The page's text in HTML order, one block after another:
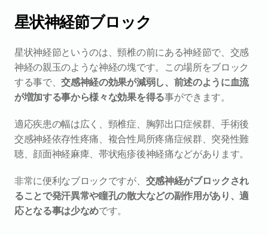
星状神経節ブロック
星状神経節というのは、頸椎の前にある神経節で、交感
神経の親玉のような神経の塊です。この場所をブロック
する事で、交感神経の効果が減弱し、前述のように血流
が増加する事から様々な効果を得る事ができます。
適応疾患の幅は広く、頸椎症、胸郭出口症候群、手術後
交感神経依存性疼痛、複合性局所疼痛症候群、突発性難
聴、顔面神経麻痺、帯状疱疹後神経痛などがあります。
非常に便利なブロックですが、 交感神経がブロックされ
ることで発汗異常や瞳孔の散大などの副作用があり、適
応となる事は少なめです。